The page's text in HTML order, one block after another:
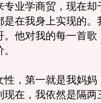
业学商贸，现在却
是在我身上实现的。
他对我的每一首歌
，第一就是我妈妈
现在，我依然是隔两